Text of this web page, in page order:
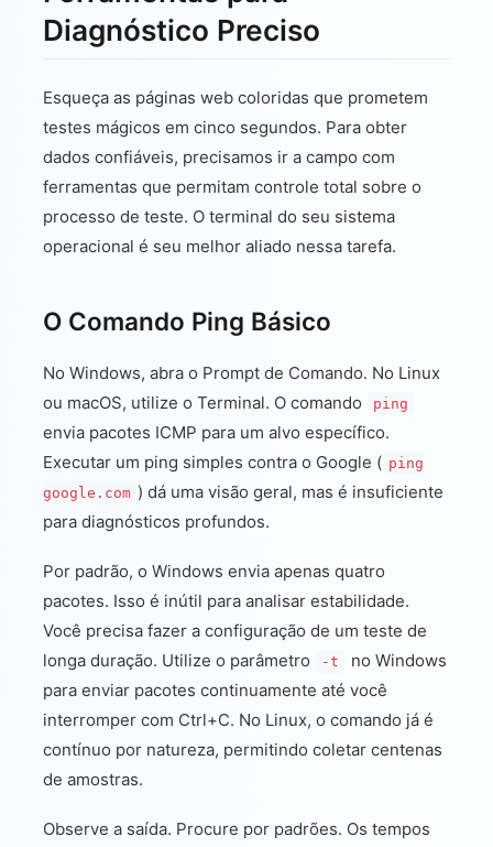
Diagnóstico Preciso
Esqueça as páginas web coloridas que prometem
testes mágicos em cinco segundos. Para obter
dados confiáveis, precisamos ir a campo com
ferramentas que permitam controle total sobre o
processo de teste. O terminal do seu sistema
operacional é seu melhor aliado nessa tarefa.
O Comando Ping Básico
No Windows, abra o Prompt de Comando. No Linux
ou macOS, utilize o Terminal. O comando
ping
envia pacotes ICMP para um alvo específico.
Executar um ping simples contra o Google ( ping
google.com ) dá uma visão geral, mas é insuficiente
para diagnósticos profundos.
Por padrão, o Windows envia apenas quatro
pacotes. Isso é inútil para analisar estabilidade.
Você precisa fazer a configuração de um teste de
longa duração. Utilize o parâmetro
-t
no Windows
para enviar pacotes continuamente até você
interromper com Ctrl+C. No Linux, o comando já é
contínuo por natureza, permitindo coletar centenas
de amostras.
Observe a saída. Procure por padrões. Os tempos